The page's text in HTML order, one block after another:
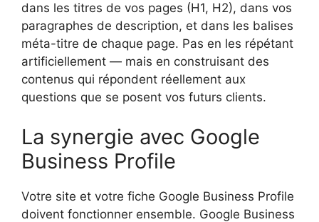
dans les titres de vos pages (H1, H2), dans vos
paragraphes de description, et dans les balises
méta-titre de chaque page. Pas en les répétant
artificiellement — mais en construisant des
contenus qui répondent réellement aux
questions que se posent vos futurs clients.
La synergie avec Google
Business Profile
Votre site et votre fiche Google Business Profile
doivent fonctionner ensemble. Google Business